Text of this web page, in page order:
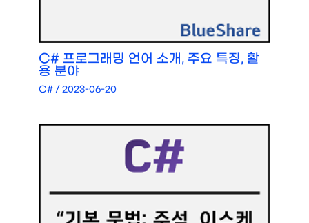
C# 프로그래밍 언어 소개, 주요 특징, 활
용 분야
C# /2023-06-20